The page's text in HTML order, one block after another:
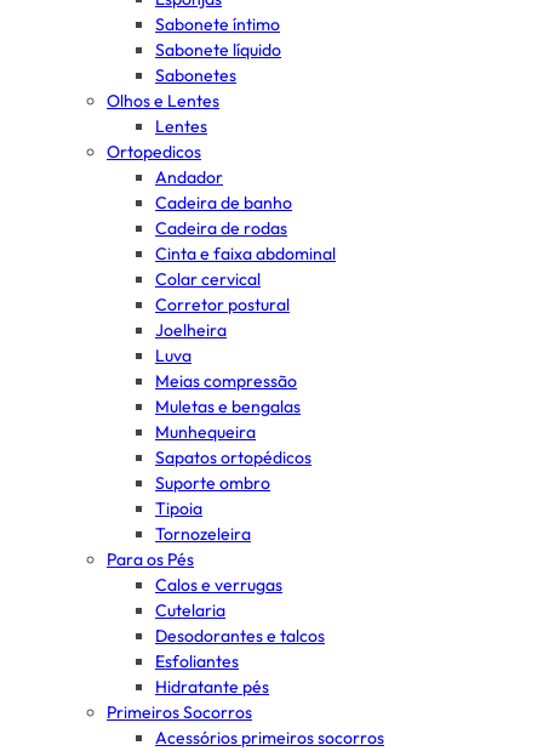
Sabonete íntimo
Sabonete líquido
Sabonetes
Olhos e Lentes
Lentes
Ortopedicos
Andador
Cadeira de banho
Cadeira de rodas
Cinta e faixa abdominal
Colar cervical
Corretor postural
Joelheira
Luva
Meias compressão
Muletas e bengalas
Munhequeira
Sapatos ortopédicos
Suporte ombro
Tipoia
Tornozeleira
Para os Pés
Calos e verrugas
Cutelaria
Desodorantes e talcos
Esfoliantes
Hidratante pés
Primeiros Socorros
Acessórios primeiros socorros